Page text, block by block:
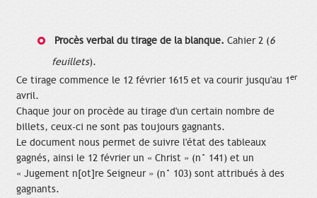
Procès verbal du tirage de la blanque. Cahier 2 (6
feuillets).
Ce tirage commence le 12 février 1615 et va courir jusqu'au 1er
avril.
Chaque jour on procède au tirage d'un certain nombre de
billets, ceux-ci ne sont pas toujours gagnants.
Le document nous permet de suivre l'état des tableaux
gagnés, ainsi le 12 février un « Christ » (n° 141) et un
« Jugement n[ot]re Seigneur » (n° 103) sont attribués à des
gagnants.